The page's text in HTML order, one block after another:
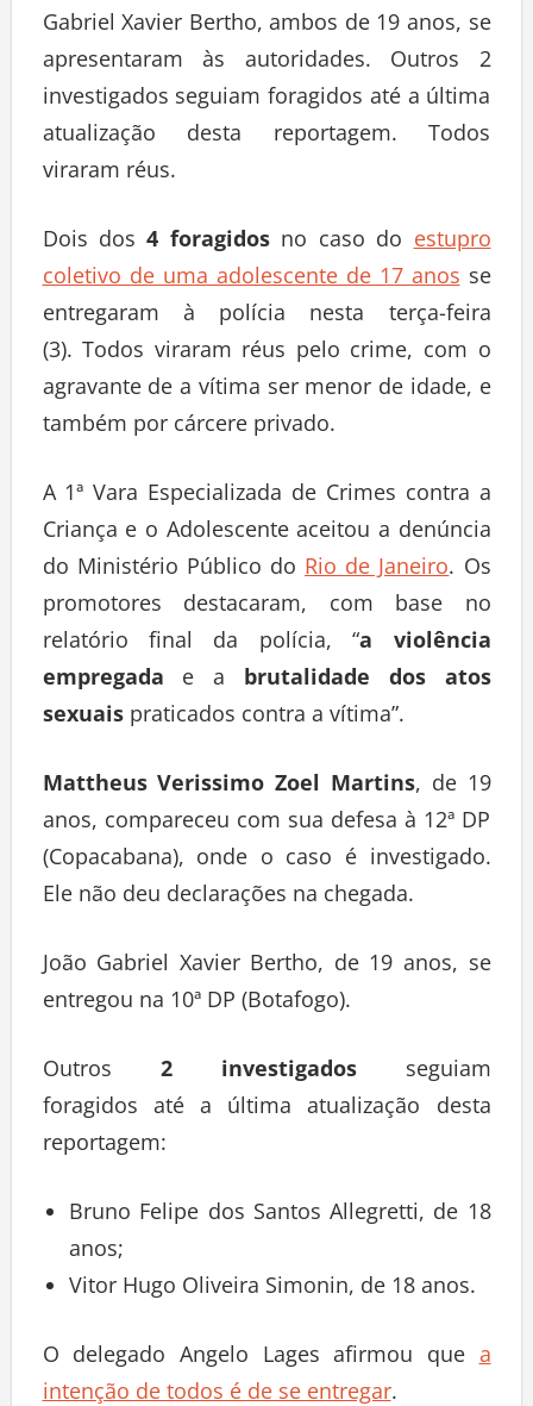
Gabriel Xavier Bertho, ambos de 19 anos, se
apresentaram às autoridades. Outros 2
investigados seguiam foragidos até a última
atualização desta reportagem. Todos
viraram réus.
Dois dos4 foragidosno caso do estupro
coletivo de uma adolescente de 17 anos se
entregaram à polícia nesta terça-feira
(3). Todos viraram réus pelo crime, com o
agravante de a vítima ser menor de idade, e
também por cárcere privado.
A 1ª Vara Especializada de Crimes contra a
Criança e o Adolescente aceitou a denúncia
do Ministério Público do Rio de Janeiro. Os
promotores destacaram, com base no
relatório final da polícia, “a violência
empregada e a brutalidade dos atos
sexuaispraticados contra a vítima”.
Mattheus Verissimo Zoel Martins, de 19
anos, compareceu com sua defesa à 12ª DP
(Copacabana), onde o caso é investigado.
Ele não deu declarações na chegada.
João Gabriel Xavier Bertho, de 19 anos, se
entregou na 10ª DP (Botafogo).
Outros 2 investigadosseguiam
foragidos até a última atualização desta
reportagem:
Bruno Felipe dos Santos Allegretti, de 18
anos;
Vitor Hugo Oliveira Simonin, de 18 anos.
O delegado Angelo Lages afirmou que a
intenção de todos é de se entregar.